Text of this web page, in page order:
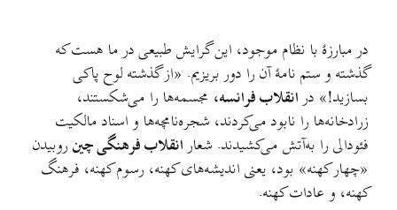
در مبارزهٔ با نظام موجود، این گرایش طبیعی در ما هست که
گذشته و ستم‌ نامهٔ آن را دور بریزیم. «از گذشته لوح پاکی
بسازید!» در انقلاب فرانسه، مجسمه‌ها را می‌شکستند،
زرادخانه‌ها را نابود می‌کردند، شجره‌نامچه‌ها و اسناد مالکیت
فئودالی را به‌آتش می‌کشیدند. شعار انقلاب فرهنگی چین روبیدن
«چهار کهنه» بود، یعنی اندیشه‌های کهنه، رسوم کهنه، فرهنگ
کهنه، و عادات کهنه.